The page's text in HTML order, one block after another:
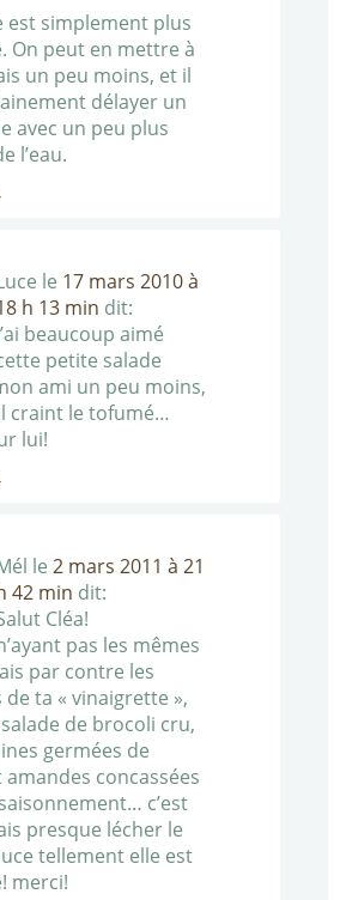
est simplement plus
On peut en mettre à
un peu moins, et il
délayer un
avec un peu plus
l’eau.
le 17 mars 2010 à
h 13 min dit:
beaucoup aimé
petite salade
ami un peu moins,
craint le tofumé…
lui!
le 2 mars 2011 à 21
42 min dit:
Cléa!
pas les mêmes
par contre les
ta « vinaigrette »,
salade de brocoli cru,
germées de
concassées
c’est
presque lécher le
tellement elle est
merci!